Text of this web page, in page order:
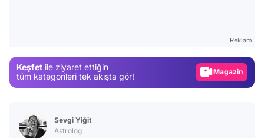
Reklam
Keşfet ile ziyaret ettiğin
tüm kategorileri tek akışta gör!
Video
Sevgi Yiğit
Astrolog